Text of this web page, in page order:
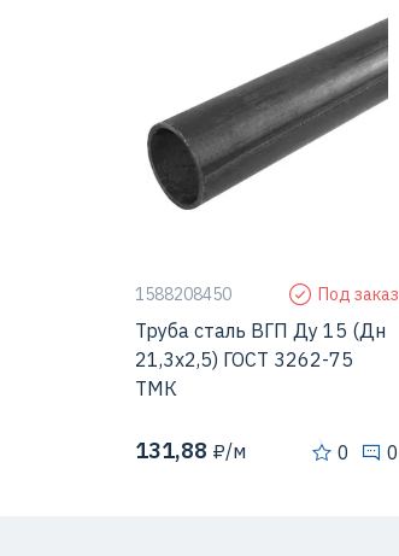
Страна Россия
Толщина стенки
Диаметр наружный
1588208450 Под заказ
Труба сталь ВГП Ду 15 (Дн
21,3х2,5) ГОСТ 3262-75
ТМК
131,88 ₽/м 0 0